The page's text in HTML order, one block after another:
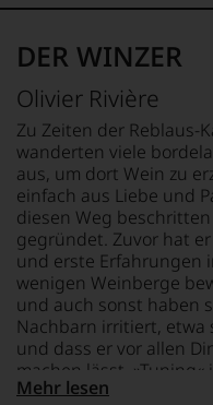
Interpretation, die lange
Medaillen
Weinjournalisten
Fachpublikationen
unseren
Aussendungen
oder
in
unserem
Webshop,
um
zu
unterstreichen,
auf
welch
hohem
Niveau
10 °C
DER WINZER
Olivier Rivière
Zu Zeiten der Reblaus-
wanderten viele
aus, um dort Wein zu
einfach aus Liebe und
diesen Weg
gegründet. Zuvor hat
und erste Erfahrungen
wenigen Weinberge
und auch sonst haben
Nachbarn irritiert, etwa
und dass er vor allen
machen lässt.
Seine Weine sorgen
Mehr lesen